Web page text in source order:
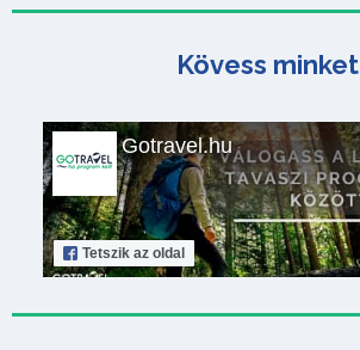
Kövess minket
Gotravel.hu
Tetszik az oldal